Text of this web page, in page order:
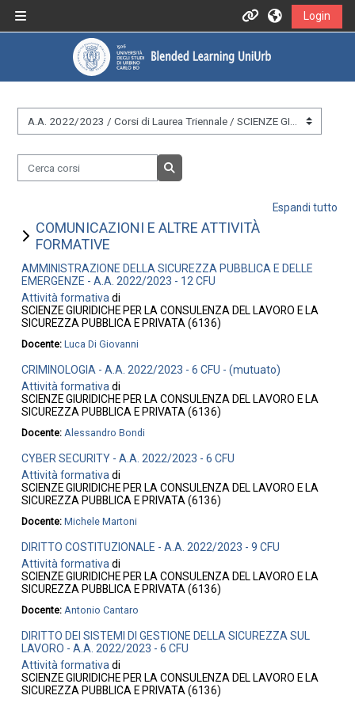
Informazioni
Informazioni generali
Istruzioni per docenti
Istruzioni per studenti
Contatti
Login
&nbsp;
Cerca corsi
Espandi tutto
COMUNICAZIONI E ALTRE ATTIVITÀ
FORMATIVE
AMMINISTRAZIONE DELLA SICUREZZA PUBBLICA E DELLE
EMERGENZE - A.A. 2022/2023 - 12 CFU
Attività formativadi
SCIENZE GIURIDICHE PER LA CONSULENZA DEL LAVORO E LA
SICUREZZA PUBBLICA E PRIVATA (6136)
Docente:Luca Di Giovanni
CRIMINOLOGIA - A.A. 2022/2023 - 6 CFU - (mutuato)
Attività formativadi
SCIENZE GIURIDICHE PER LA CONSULENZA DEL LAVORO E LA
SICUREZZA PUBBLICA E PRIVATA (6136)
Docente:Alessandro Bondi
CYBER SECURITY - A.A. 2022/2023 - 6 CFU
Attività formativadi
SCIENZE GIURIDICHE PER LA CONSULENZA DEL LAVORO E LA
SICUREZZA PUBBLICA E PRIVATA (6136)
Docente:Michele Martoni
DIRITTO COSTITUZIONALE - A.A. 2022/2023 - 9 CFU
Attività formativadi
SCIENZE GIURIDICHE PER LA CONSULENZA DEL LAVORO E LA
SICUREZZA PUBBLICA E PRIVATA (6136)
Docente:Antonio Cantaro
DIRITTO DEI SISTEMI DI GESTIONE DELLA SICUREZZA SUL
LAVORO - A.A. 2022/2023 - 6 CFU
Attività formativadi
SCIENZE GIURIDICHE PER LA CONSULENZA DEL LAVORO E LA
SICUREZZA PUBBLICA E PRIVATA (6136)